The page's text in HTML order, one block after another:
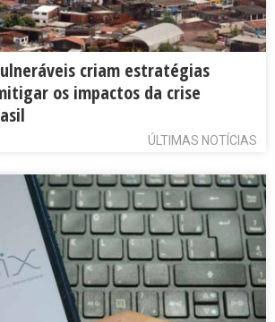
criam estratégias
os impactos da crise
ÚLTIMAS NOTÍCIAS